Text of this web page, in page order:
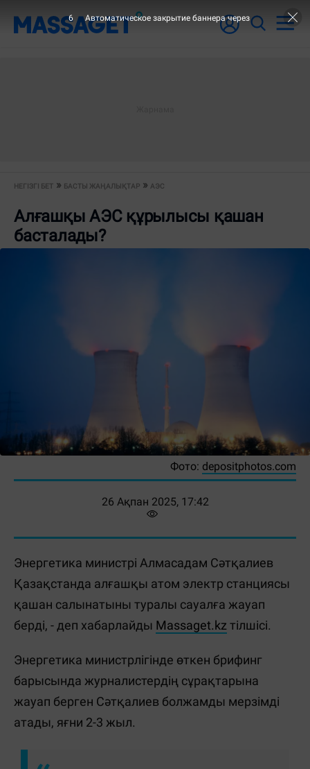
НЕГІЗГІ БЕТ БАСТЫ ЖАҢАЛЫҚТАР АЭС
Алғашқы АЭС құрылысы қашан
басталады?
Фото: depositphotos.com
26 Ақпан 2025, 17:42
Энергетика министрі Алмасадам Сәтқалиев
Қазақстанда алғашқы атом электр станциясы
қашан салынатыны туралы сауалға жауап
берді, - деп хабарлайды Massaget.kz тілшісі.
Энергетика министрлігінде өткен брифинг
барысында журналистердің сұрақтарына
жауап берген Сәтқалиев болжамды мерзімді
атады, яғни 2-3 жыл.
6 Автоматическое закрытие баннера через